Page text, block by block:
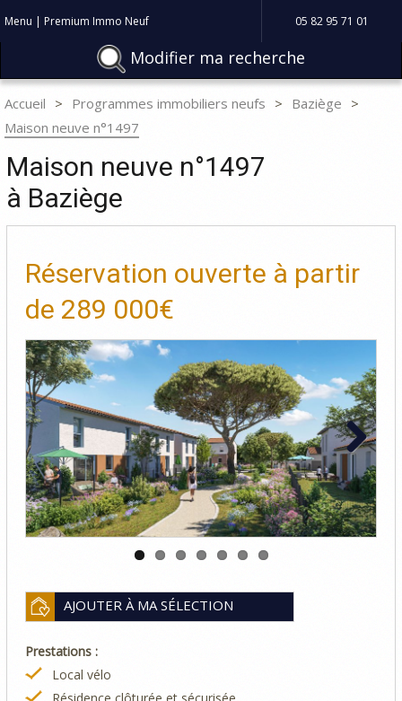
Menu | Premium Immo Neuf 05 82 95 71 01
Modifier ma recherche
Accueil Programmes immobiliers neufs
Baziège
Maison neuve n°1497
Maison neuve n°1497
à Baziège
Réservation ouverte à partir
de 289 000€
Next
AJOUTER À MA SÉLECTION
Prestations :
Local vélo
Résidence clôturée et sécurisée